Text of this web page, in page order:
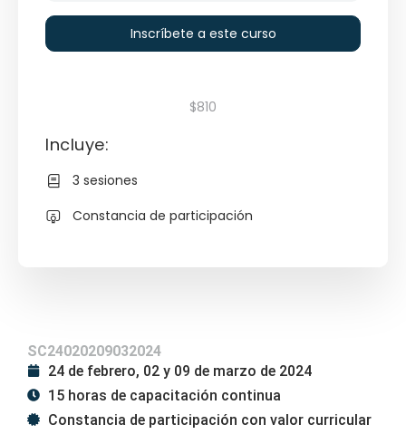
SC24020209032024
24 de febrero, 02 y 09 de marzo de 2024
15 horas de capacitación continua
Constancia de participación con valor curricular
Inscríbete a este curso
$810
Incluye:
3 sesiones
Constancia de participación